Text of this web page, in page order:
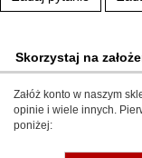
Skorzystaj na
Załóż konto w naszym
opinie i wiele innych.
poniżej: